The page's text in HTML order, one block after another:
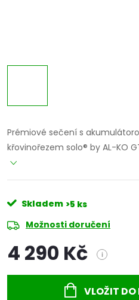
Prémiové sečení s
křovinořezem solo® by AL-KO
Skladem >5 ks
Možnosti doručení
4 290 Kč i
VLOŽIT DO